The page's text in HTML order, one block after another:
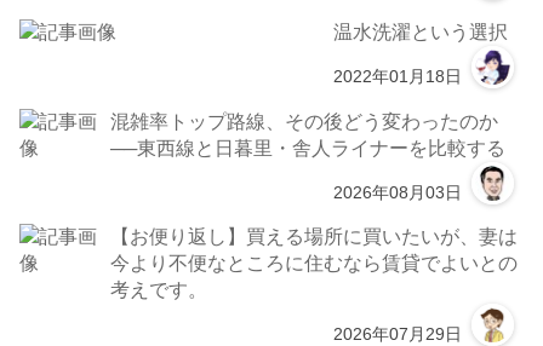
温水洗濯という選択
2022年01月18日
混雑率トップ路線、その後どう変わったのか
──東西線と日暮里・舎人ライナーを比較する
2026年08月03日
【お便り返し】買える場所に買いたいが、妻は
今より不便なところに住むなら賃貸でよいとの
考えです。
2026年07月29日